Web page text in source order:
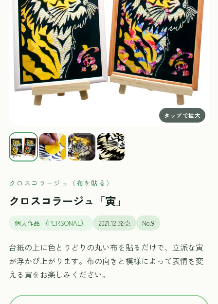
クロスコラージュ（布を貼る）
クロスコラージュ「寅」
個人作品 （PERSONAL） 2021.12 発売 No.9
台紙の上に色とりどりの丸い布を貼るだけで、立派な寅
が浮かび上がります。布の向きと模様によって表情を変
える寅をお楽しみください。